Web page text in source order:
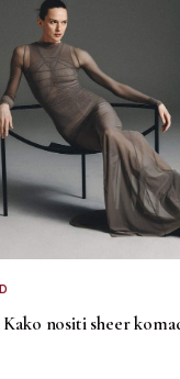
nositi sheer